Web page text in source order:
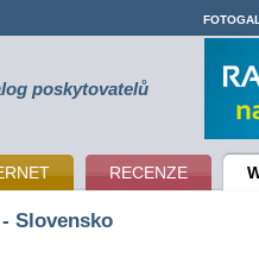
poskytovatelů
RECENZE
Slovensko